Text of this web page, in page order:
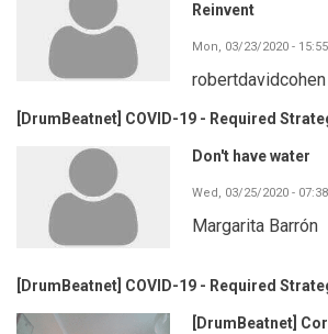
Reinvent
Mon, 03/23/2020 - 15:55
robertdavidcohen
[DrumBeatnet] COVID-19 - Required
Don't have water
Wed, 03/25/2020 - 07:38
Margarita Barrón
[DrumBeatnet] COVID-19 - Required
[DrumBeatnet]